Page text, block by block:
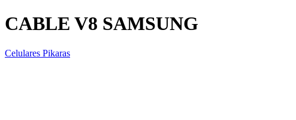
CABLE V8 SAMSUNG
Celulares Pikaras